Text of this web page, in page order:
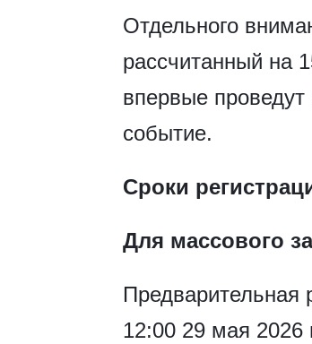
Отдельного
рассчитанный на
впервые проведут
событие.
Сроки
Для массового
Предварительная
12:00 29 мая 2026